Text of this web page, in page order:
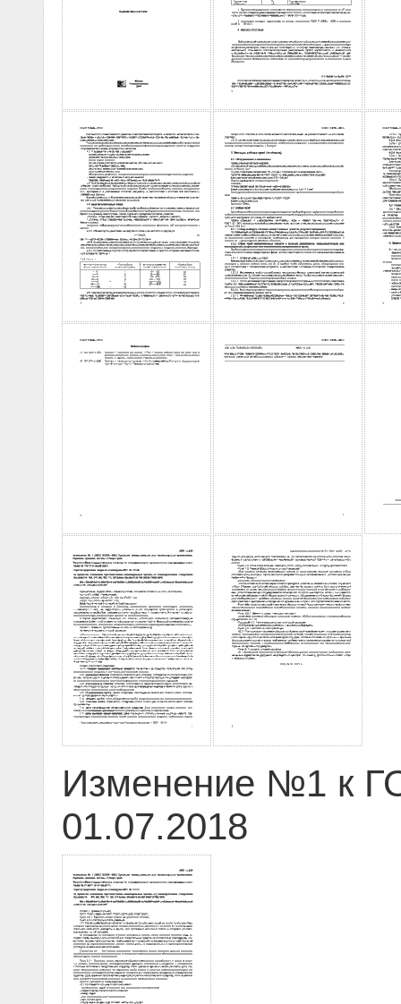
Изменение №1 к
01.07.2018